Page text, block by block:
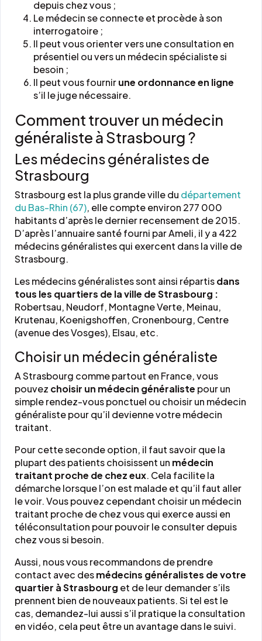
depuis chez vous ;
Le médecin se connecte et procède à son
interrogatoire ;
Il peut vous orienter vers une consultation en
présentiel ou vers un médecin spécialiste si
besoin ;
Il peut vous fournirune ordonnance en ligne
s’il le juge nécessaire.
Comment trouver un médecin
généraliste à Strasbourg ?
Les médecins généralistes de
Strasbourg
Strasbourg est la plus grande ville du département
du Bas-Rhin (67), elle compte environ 277 000
habitants d’après le dernier recensement de 2015.
D’après l’annuaire santé fourni par Ameli, il y a 422
médecins généralistes qui exercent dans la ville de
Strasbourg.
Les médecins généralistes sont ainsi répartisdans
tous les quartiers de la ville de Strasbourg :
Robertsau, Neudorf, Montagne Verte, Meinau,
Krutenau, Koenigshoffen, Cronenbourg, Centre
(avenue des Vosges), Elsau, etc.
Choisir un médecin généraliste
A Strasbourg comme partout en France, vous
pouvez choisir un médecin généraliste pour un
simple rendez-vous ponctuel ou choisir un médecin
généraliste pour qu’il devienne votre médecin
traitant.
Pour cette seconde option, il faut savoir que la
plupart des patients choisissent un médecin
traitant proche de chez eux. Cela facilite la
démarche lorsque l’on est malade et qu’il faut aller
le voir. Vous pouvez cependant choisir un médecin
traitant proche de chez vous qui exerce aussi en
téléconsultation pour pouvoir le consulter depuis
chez vous si besoin.
Aussi, nous vous recommandons de prendre
contact avec desmédecins généralistes de votre
quartier à Strasbourg et de leur demander s’ils
prennent bien de nouveaux patients. Si tel est le
cas, demandez-lui aussi s’il pratique la consultation
en vidéo, cela peut être un avantage dans le suivi.